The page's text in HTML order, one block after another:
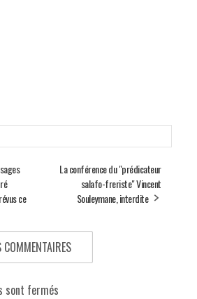
ce
La conférence du "prédicateur
salafo-freriste" Vincent
Souleymane, interdite
COMMENTAIRES
sont fermés